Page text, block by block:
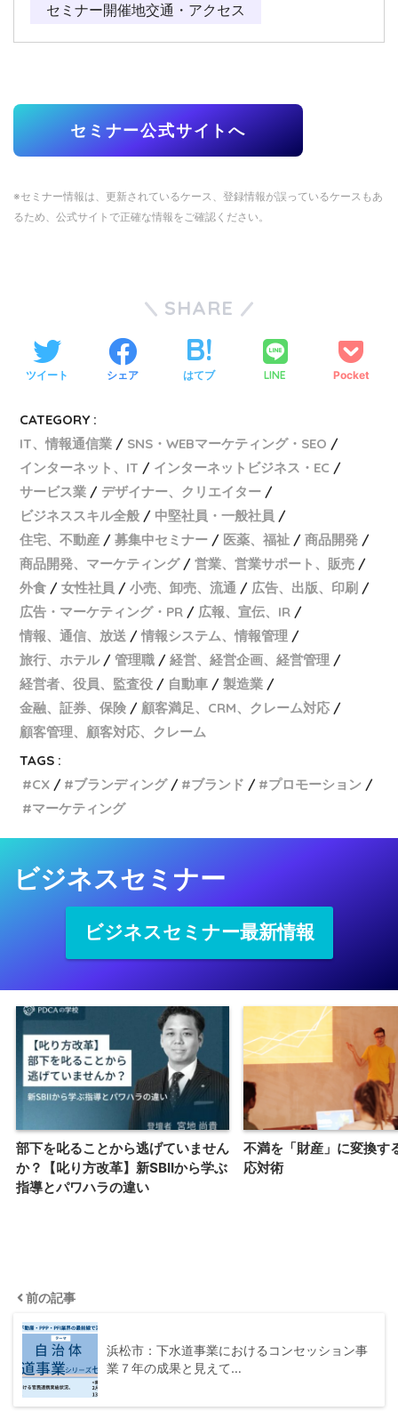
セミナー開催地交通・アクセス
セミナー公式サイトへ
※セミナー情報は、更新されているケース、登録情報が誤っているケースもあ
るため、公式サイトで正確な情報をご確認ください。
SHARE
ツイート シェア はてブ LINE Pocket
CATEGORY :
IT、情報通信業
SNS・WEBマーケティング・SEO
インターネット、IT
インターネットビジネス・EC
サービス業
デザイナー、クリエイター
ビジネススキル全般
中堅社員・一般社員
住宅、不動産
募集中セミナー 医薬、福祉
商品開発
商品開発、マーケティング
営業、営業サポート、販売
外食
女性社員 小売、卸売、流通
広告、出版、印刷
広告・マーケティング・PR
広報、宣伝、IR
情報、通信、放送
情報システム、情報管理
旅行、ホテル
管理職
経営、経営企画、経営管理
経営者、役員、監査役
自動車
製造業
金融、証券、保険
顧客満足、CRM、クレーム対応
顧客管理、顧客対応、クレーム
TAGS :
CX
ブランディング ブランド
プロモーション
マーケティング
ビジネスセミナー
ビジネスセミナー最新情報
部下を叱ることから逃げていません
か？【叱り方改革】新SBIIから学ぶ
指導とパワハラの違い
不満を「財産」に変換す
応対術
前の記事
浜松市：下水道事業におけるコンセッション事
業７年の成果と見えて…